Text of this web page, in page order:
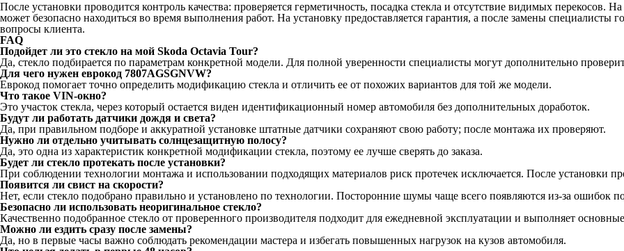
После установки проводится контроль качества: проверяется герметичность, посадка стекла и отсутствие видимых перекосов.
может безопасно находиться во время выполнения работ. На установку предоставляется гарантия, а после замены специалисты
вопросы клиента.
FAQ
Подойдет ли это стекло на мой Skoda Octavia Tour?
Да, стекло подбирается по параметрам конкретной модели. Для полной уверенности специалисты могут дополнительно
Для чего нужен еврокод 7807AGSGNVW?
Еврокод помогает точно определить модификацию стекла и отличить ее от похожих вариантов для той же модели.
Что такое VIN-окно?
Это участок стекла, через который остается виден идентификационный номер автомобиля без дополнительных доработок.
Будут ли работать датчики дождя и света?
Да, при правильном подборе и аккуратной установке штатные датчики сохраняют свою работу; после монтажа их проверяют.
Нужно ли отдельно учитывать солнцезащитную полосу?
Да, это одна из характеристик конкретной модификации стекла, поэтому ее лучше сверять до заказа.
Будет ли стекло протекать после установки?
При соблюдении технологии монтажа и использовании подходящих материалов риск протечек исключается. После установки
Появится ли свист на скорости?
Нет, если стекло подобрано правильно и установлено по технологии. Посторонние шумы чаще всего появляются из-за ошибок
Безопасно ли использовать неоригинальное стекло?
Качественно подобранное стекло от проверенного производителя подходит для ежедневной эксплуатации и выполняет
Можно ли ездить сразу после замены?
Да, но в первые часы важно соблюдать рекомендации мастера и избегать повышенных нагрузок на кузов автомобиля.